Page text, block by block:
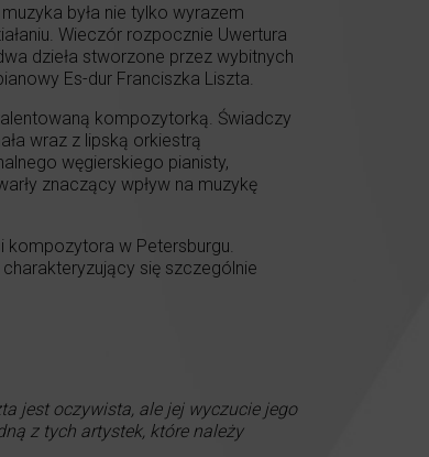
była nie tylko wyrazem
Wieczór rozpocznie Uwertura
dzieła stworzone przez wybitnych
Es-dur Franciszka Liszta.
kompozytorką. Świadczy
wraz z lipską orkiestrą
węgierskiego pianisty,
znaczący wpływ na muzykę
w Petersburgu.
charakteryzujący się szczególnie
jest oczywista, ale jej wyczucie jego
z tych artystek, które należy